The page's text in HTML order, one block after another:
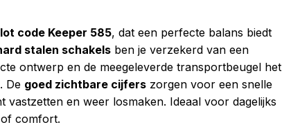
code Keeper 585, dat een perfecte balans biedt
stalen schakels ben je verzekerd van een
ontwerp en de meegeleverde transportbeugel het
De goed zichtbare cijfers zorgen voor een snelle
en weer losmaken. Ideaal voor dagelijks
comfort.